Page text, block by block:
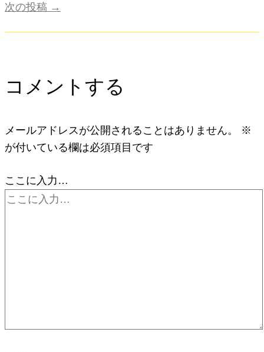
次の投稿 →
コメントする
メールアドレスが公開されることはありません。
※
が付いている欄は必須項目です
ここに入力…